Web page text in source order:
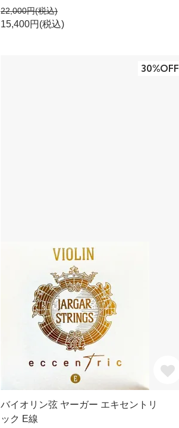
22,000円(税込)
15,400円(税込)
30%OFF
バイオリン弦 ヤーガー エキセントリ
ック E線